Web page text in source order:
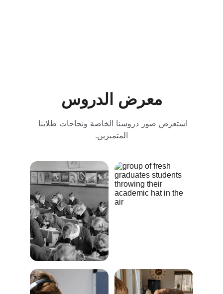
معرض الدروس
استعرض صور دروسنا الخاصة ونجاحات طلابنا
المتميزين.